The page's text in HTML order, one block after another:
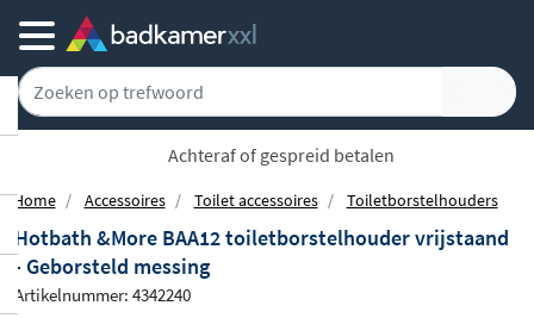
Achteraf of gespreid betalen
Home Accessoires Toilet accessoires Toiletborstelhouders
Hotbath &More BAA12 toiletborstelhouder vrijstaand
- Geborsteld messing
Artikelnummer: 4342240